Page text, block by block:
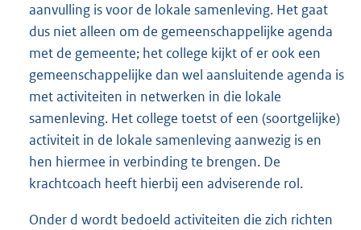
aanvulling is voor de lokale samenleving. Het gaat
dus niet alleen om de gemeenschappelijke agenda
met de gemeente; het college kijkt of er ook een
gemeenschappelijke dan wel aansluitende agenda is
met activiteiten in netwerken in die lokale
samenleving. Het college toetst of een (soortgelijke)
activiteit in de lokale samenleving aanwezig is en
hen hiermee in verbinding te brengen. De
krachtcoach heeft hierbij een adviserende rol.
Onder d wordt bedoeld activiteiten die zich richten